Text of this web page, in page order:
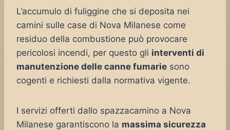
L’accumulo di fuliggine che si deposita nei
camini sulle case di Nova Milanese come
residuo della combustione può provocare
pericolosi incendi, per questo gli interventi di
manutenzione delle canne fumarie sono
cogenti e richiesti dalla normativa vigente.
I servizi offerti dallo spazzacamino a Nova
Milanese garantiscono la massima sicurezza